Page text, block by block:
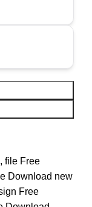
, file Free
Download new
Free